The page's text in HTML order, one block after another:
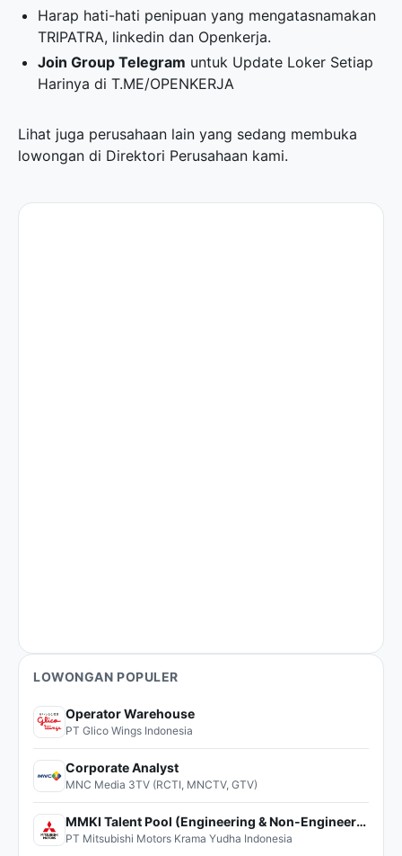
Harap hati-hati penipuan yang mengatasnamakan
TRIPATRA, linkedin dan Openkerja.
Join Group Telegram untuk Update Loker Setiap
Harinya diT.ME/OPENKERJA
Lihat juga perusahaan lain yang sedang membuka
lowongan di Direktori Perusahaan kami.
LOWONGAN POPULER
Operator Warehouse
PT Glico Wings Indonesia
Corporate Analyst
MNC Media 3TV (RCTI, MNCTV, GTV)
MMKI Talent Pool (Engineering & Non-Engineering)
PT Mitsubishi Motors Krama Yudha Indonesia